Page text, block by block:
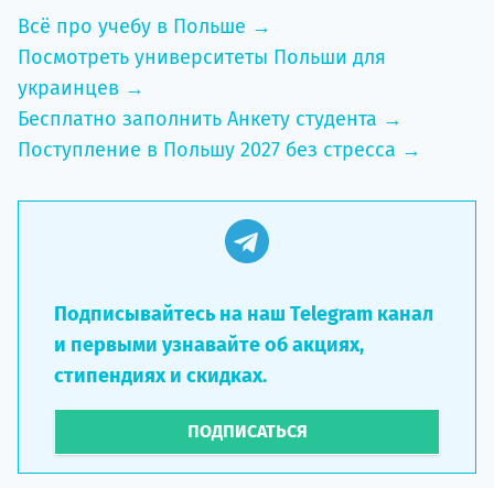
Всё про учебу в Польше →
Посмотреть университеты Польши для
украинцев →
Бесплатно заполнить Анкету студента →
Поступление в Польшу 2027 без стресса →
Подписывайтесь на наш Telegram канал
и первыми узнавайте об акциях,
стипендиях и скидках.
ПОДПИСАТЬСЯ